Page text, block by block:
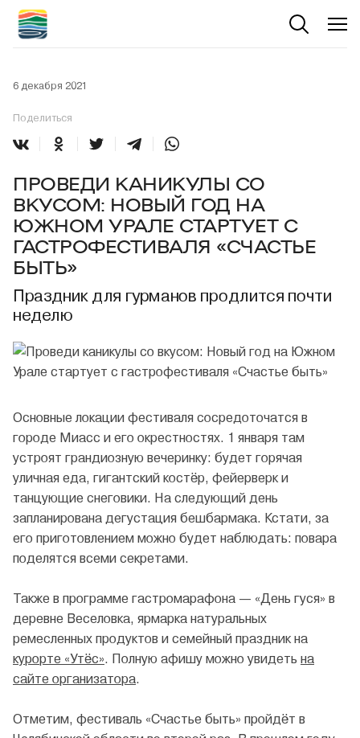
6 декабря 2021
Поделиться
ПРОВЕДИ КАНИКУЛЫ СО
ВКУСОМ: НОВЫЙ ГОД НА
ЮЖНОМ УРАЛЕ СТАРТУЕТ С
ГАСТРОФЕСТИВАЛЯ «СЧАСТЬЕ
БЫТЬ»
Праздник для гурманов продлится почти
неделю
Основные локации фестиваля сосредоточатся в
городе Миасс и его окрестностях. 1 января там
устроят грандиозную вечеринку: будет горячая
уличная еда, гигантский костёр, фейерверк и
танцующие снеговики. На следующий день
запланирована дегустация бешбармака. Кстати, за
его приготовлением можно будет наблюдать: повара
поделятся всеми секретами.
Также в программе гастромарафона — «День гуся» в
деревне Веселовка, ярмарка натуральных
ремесленных продуктов и семейный праздник на
курорте «Утёс». Полную афишу можно увидеть на
сайте организатора.
Отметим, фестиваль «Счастье быть» пройдёт в